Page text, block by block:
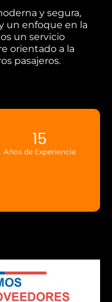
y segura,
un enfoque en la
un servicio
orientado a la
pasajeros.
Años de Experiencia
15